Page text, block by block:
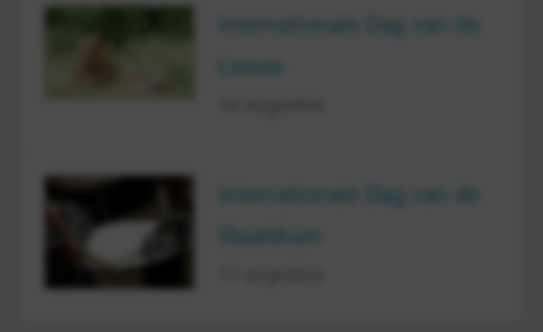
Internationale Dag van de
Internationale Dag van de